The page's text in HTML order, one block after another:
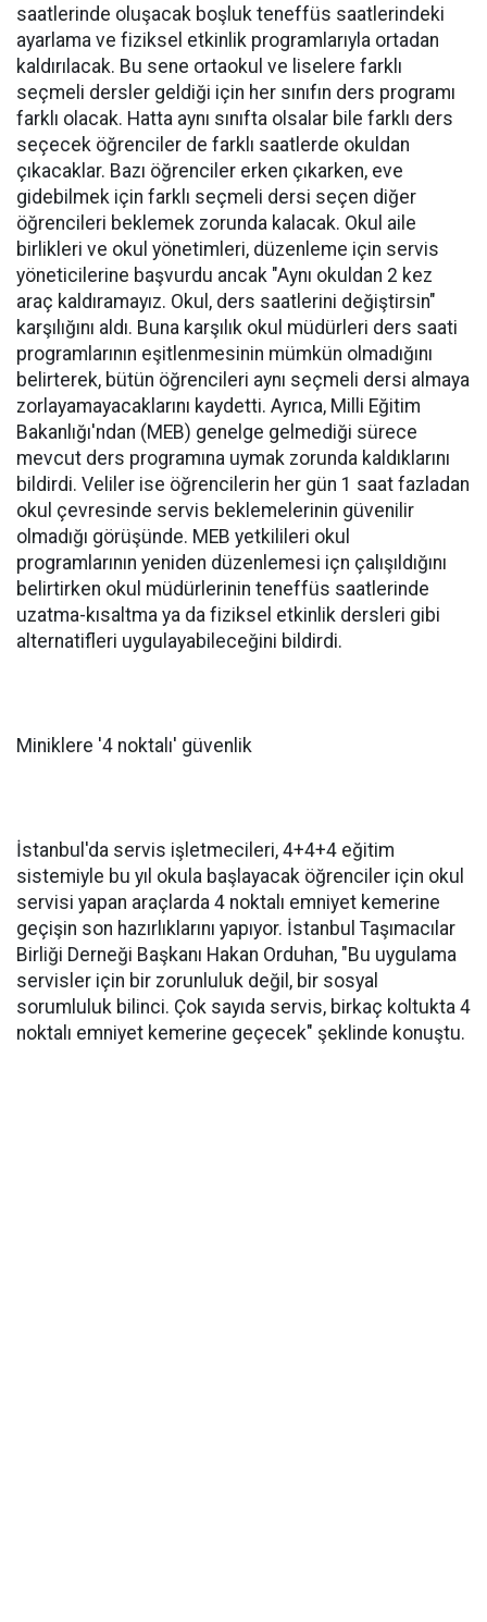
saatlerinde oluşacak boşluk teneffüs saatlerindeki
ayarlama ve fiziksel etkinlik programlarıyla ortadan
kaldırılacak. Bu sene ortaokul ve liselere farklı
seçmeli dersler geldiği için her sınıfın ders programı
farklı olacak. Hatta aynı sınıfta olsalar bile farklı ders
seçecek öğrenciler de farklı saatlerde okuldan
çıkacaklar. Bazı öğrenciler erken çıkarken, eve
gidebilmek için farklı seçmeli dersi seçen diğer
öğrencileri beklemek zorunda kalacak. Okul aile
birlikleri ve okul yönetimleri, düzenleme için servis
yöneticilerine başvurdu ancak "Aynı okuldan 2 kez
araç kaldıramayız. Okul, ders saatlerini değiştirsin"
karşılığını aldı. Buna karşılık okul müdürleri ders saati
programlarının eşitlenmesinin mümkün olmadığını
belirterek, bütün öğrencileri aynı seçmeli dersi almaya
zorlayamayacaklarını kaydetti. Ayrıca, Milli Eğitim
Bakanlığı'ndan (MEB) genelge gelmediği sürece
mevcut ders programına uymak zorunda kaldıklarını
bildirdi. Veliler ise öğrencilerin her gün 1 saat fazladan
okul çevresinde servis beklemelerinin güvenilir
olmadığı görüşünde. MEB yetkilileri okul
programlarının yeniden düzenlemesi içn çalışıldığını
belirtirken okul müdürlerinin teneffüs saatlerinde
uzatma-kısaltma ya da fiziksel etkinlik dersleri gibi
alternatifleri uygulayabileceğini bildirdi.
Miniklere '4 noktalı' güvenlik
İstanbul'da servis işletmecileri, 4+4+4 eğitim
sistemiyle bu yıl okula başlayacak öğrenciler için okul
servisi yapan araçlarda 4 noktalı emniyet kemerine
geçişin son hazırlıklarını yapıyor. İstanbul Taşımacılar
Birliği Derneği Başkanı Hakan Orduhan, "Bu uygulama
servisler için bir zorunluluk değil, bir sosyal
sorumluluk bilinci. Çok sayıda servis, birkaç koltukta 4
noktalı emniyet kemerine geçecek" şeklinde konuştu.